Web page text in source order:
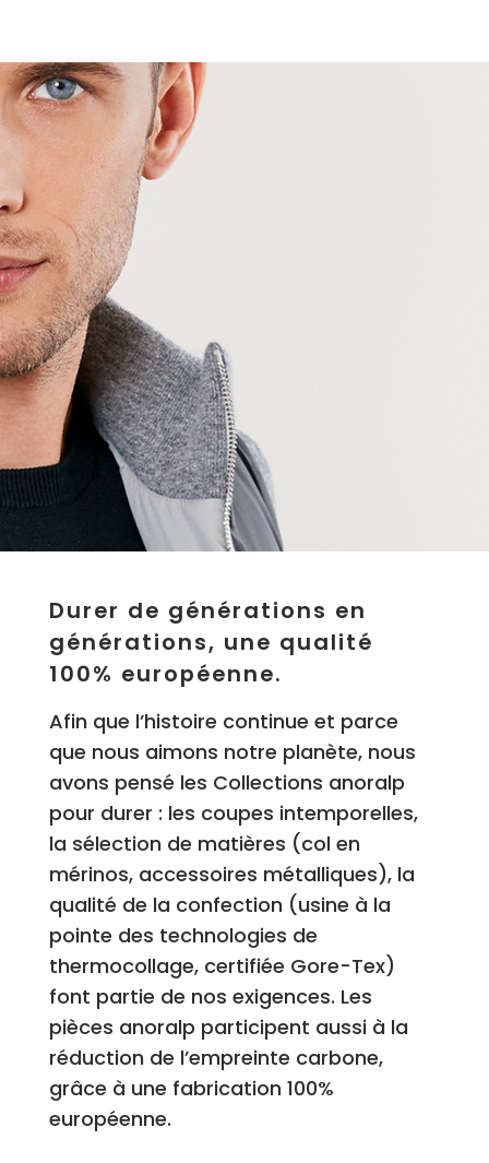
Durer de générations en
générations, une qualité
100% européenne.
Afin que l’histoire continue et parce
que nous aimons notre planète, nous
avons pensé les Collections anoralp
pour durer : les coupes intemporelles,
la sélection de matières (col en
mérinos, accessoires métalliques), la
qualité de la confection (usine à la
pointe des technologies de
thermocollage, certifiée Gore-Tex)
font partie de nos exigences. Les
pièces anoralp participent aussi à la
réduction de l’empreinte carbone,
grâce à une fabrication 100%
européenne.